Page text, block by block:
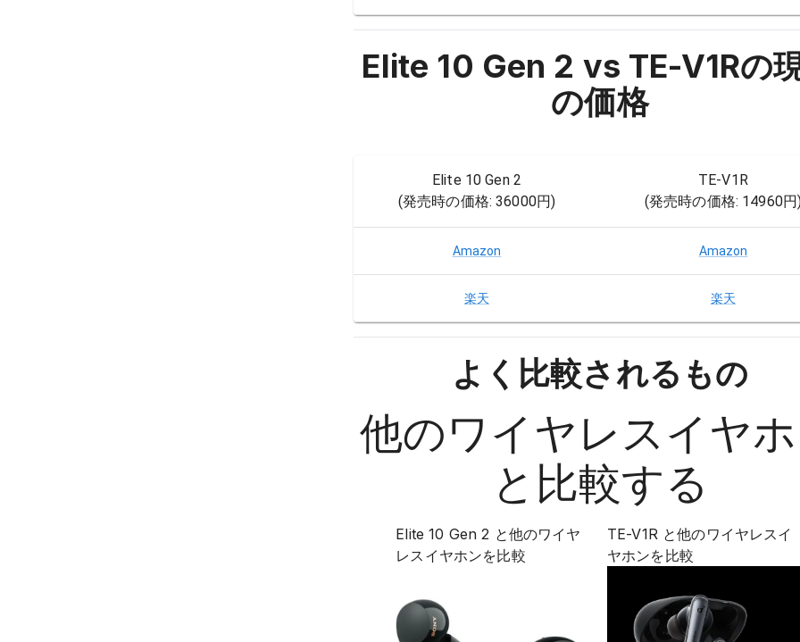
Elite 10 Gen 2 vs TE-V1Rの
の価格
Elite 10 Gen 2
(発売時の価格:36000円)
TE-V1R
(発売時の価格: 14960円
Amazon Amazon
楽天 楽天
よく比較されるもの
他のワイヤレスイヤ
と比較する
Elite 10 Gen 2 と他のワイヤ
レスイヤホンを比較
TE-V1Rと他のワイヤレスイ
ヤホンを比較